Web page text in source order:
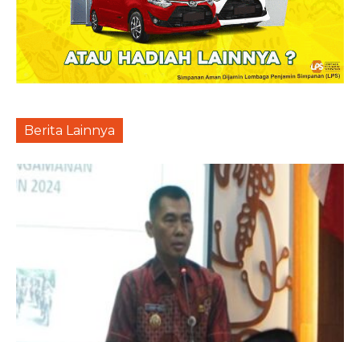
Berita Lainnya